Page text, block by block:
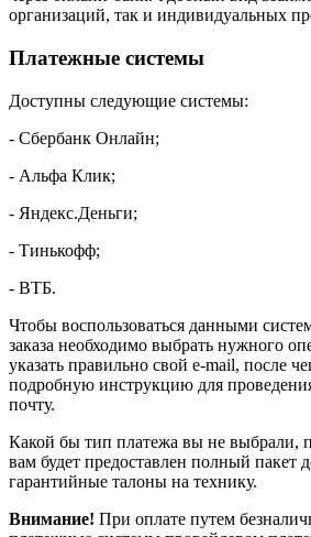
организаций, так и индивидуальных
Платежные системы
Доступны следующие системы:
- Сбербанк Онлайн;
- Альфа Клик;
- Яндекс.Деньги;
- Тинькофф;
- ВТБ.
Чтобы воспользоваться данными
заказа необходимо выбрать нужного
указать правильно свой e-mail, после
подробную инструкцию для
почту.
Какой бы тип платежа вы не выбрали,
вам будет предоставлен полный пакет
гарантийные талоны на технику.
Внимание! При оплате путем